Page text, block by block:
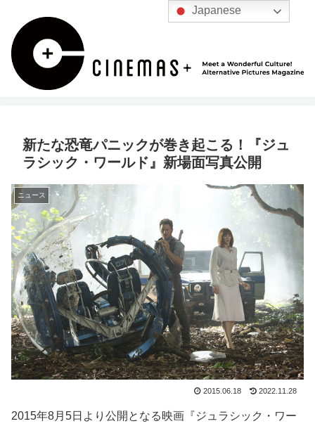
新たな恐竜パニックが巻き起こる！『ジュ
ラシック・ワールド』新場面写真公開
ニュース
2015.06.18 2022.11.28
2015年8月5日より公開となる映画『ジュラシック・ワー
Japanese